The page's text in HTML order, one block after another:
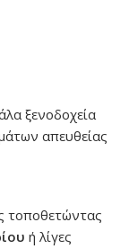
ξενοδοχεία
απευθείας
τοποθετώντας
ή λίγες